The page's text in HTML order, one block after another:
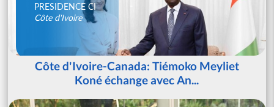
PRESIDENCE CI
Côte d'Ivoire
Côte d'Ivoire-Canada: Tiémoko Meyliet
Koné échange avec An...